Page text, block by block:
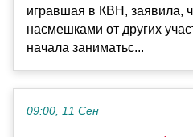
игравшая в КВН, заявила,
насмешками от других
начала заниматьс...
09:00, 11 Сен